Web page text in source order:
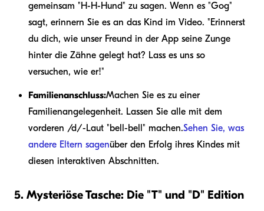
gemeinsam "H-H-Hund" zu sagen. Wenn es "Gog"
sagt, erinnern Sie es an das Kind im Video. "Erinnerst
du dich, wie unser Freund in der App seine Zunge
hinter die Zähne gelegt hat? Lass es uns so
versuchen, wie er!"
Familienanschluss:Machen Sie es zu einer
Familienangelegenheit. Lassen Sie alle mit dem
vorderen /d/-Laut "bell-bell" machen.Sehen Sie, was
andere Eltern sagenüber den Erfolg ihres Kindes mit
diesen interaktiven Abschnitten.
5. Mysteriöse Tasche: Die "T" und "D" Edition